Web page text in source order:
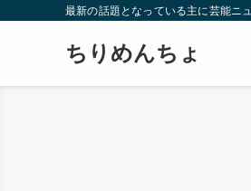
最新の話題となっている主に芸能ニ
ちりめんちょ